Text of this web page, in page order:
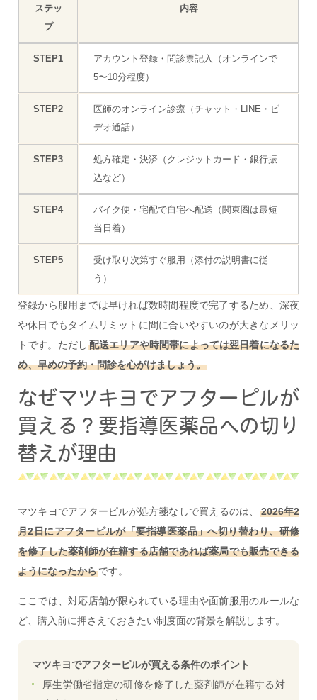
ステッ
プ
内容
STEP1
アカウント登録・問診票記入（オンラインで
5〜10分程度）
STEP2
医師のオンライン診療（チャット・LINE・ビ
デオ通話）
STEP3
処方確定・決済（クレジットカード・銀行振
込など）
STEP4
バイク便・宅配で自宅へ配送（関東圏は最短
当日着）
STEP5
受け取り次第すぐ服用（添付の説明書に従
う）
登録から服用までは早ければ数時間程度で完了するため、深夜
や休日でもタイムリミットに間に合いやすいのが大きなメリッ
トです。ただし配送エリアや時間帯によっては翌日着になるた
め、早めの予約・問診を心がけましょう。
なぜマツキヨでアフターピルが
買える？要指導医薬品への切り
替えが理由
マツキヨでアフターピルが処方箋なしで買えるのは、
2026年2
月2日にアフターピルが「要指導医薬品」へ切り替わり、研修
を修了した薬剤師が在籍する店舗であれば薬局でも販売できる
ようになったからです。
ここでは、対応店舗が限られている理由や面前服用のルールな
ど、購入前に押さえておきたい制度面の背景を解説します。
マツキヨでアフターピルが買える条件のポイント
厚生労働省指定の研修を修了した薬剤師が在籍する対